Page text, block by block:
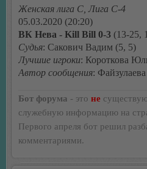
Женская лига С, Лига С-4
05.03.2020 (20:20)
ВК Нева - Kill Bill 0-3 (13-25,
Судья: Сакович Вадим (5, 5)
Лучшие игроки: Короткова
Автор сообщения:
Бот форума - это не
служебную информацию на
Первого апреля бот решил
комментариями.